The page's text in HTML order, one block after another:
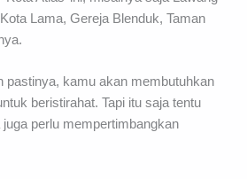
Lama, Gereja Blenduk, Taman
pastinya, kamu akan membutuhkan
beristirahat. Tapi itu saja tentu
perlu mempertimbangkan